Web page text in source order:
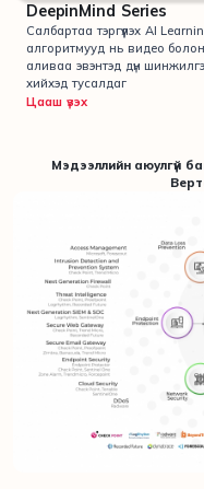
DeepinMind Series
Салбартаа тэргүүлэх AI
алгоритмууд нь видео болон
аливаа эвэнтэд дүн
хийхэд тусалдаг
Цааш үзэх
Мэдээллийн аюулгүй